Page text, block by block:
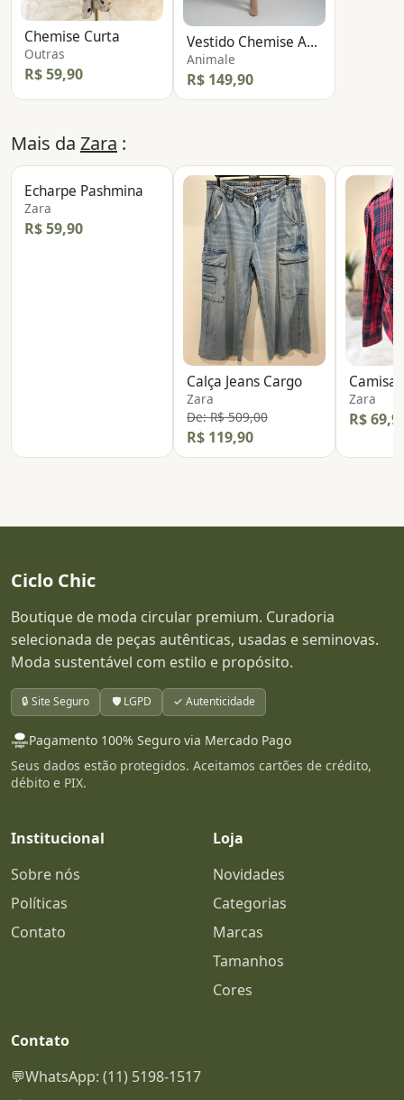
Chemise Curta
Outras
R$ 59,90
Vestido Chemise Animal Print
Animale
R$ 149,90
Mais da Zara :
Echarpe Pashmina
Zara
R$ 59,90
Calça Jeans Cargo
Zara
De: R$ 509,00
R$ 119,90
Camisa
Zara
R$
Ciclo Chic
Boutique de moda circular premium. Curadoria
selecionada de peças autênticas, usadas e seminovas.
Moda sustentável com estilo e propósito.
🔒 Site Seguro 🛡️ LGPD ✓ Autenticidade
Pagamento 100% Seguro via Mercado Pago
Seus dados estão protegidos. Aceitamos cartões de crédito,
débito e PIX.
Institucional
Sobre nós
Políticas
Contato
Loja
Novidades
Categorias
Marcas
Tamanhos
Cores
Contato
💬WhatsApp: (11) 5198-1517